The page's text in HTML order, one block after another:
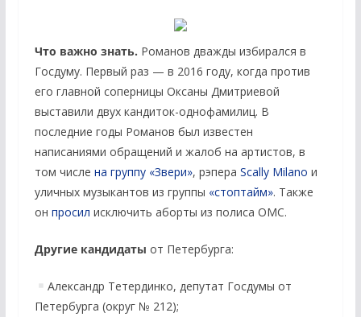
Что важно знать. Романов дважды избирался в
Госдуму. Первый раз — в 2016 году, когда против
его главной соперницы Оксаны Дмитриевой
выставили двух кандиток-однофамилиц. В
последние годы Романов был известен
написаниями обращений и жалоб на артистов, в
том числе на группу «Звери», рэпера Scally Milano и
уличных музыкантов из группы «стоптайм». Также
он просил исключить аборты из полиса ОМС.
Другие кандидаты от Петербурга:
Александр Тетердинко, депутат Госдумы от
Петербурга (округ № 212);